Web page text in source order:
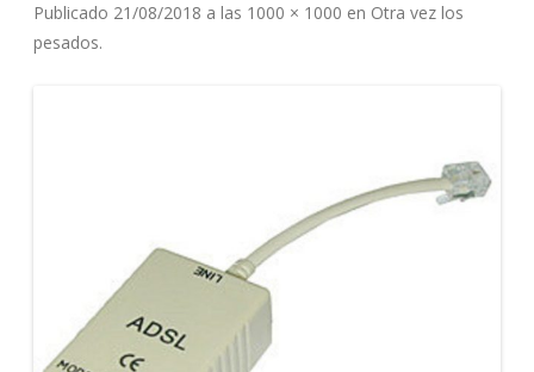
Publicado 21/08/2018 a las 1000 × 1000 en Otra vez los
pesados.